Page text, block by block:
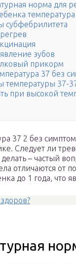
норма для
субфебрилитета
зубов
прикорм
37 без
температуры 37-
при высокой
37 2 без
Следует ли
– частый
отличаются от
до 1 года, что